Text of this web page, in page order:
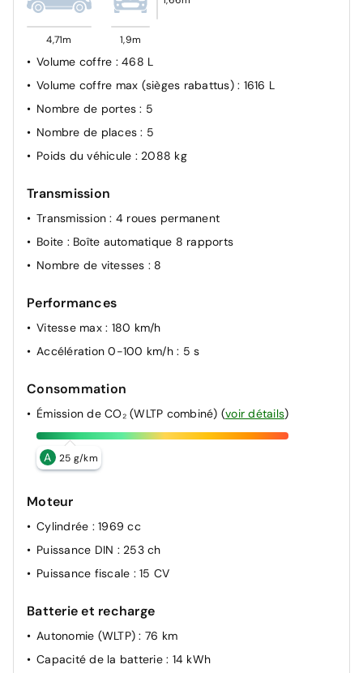
(sièges AV)
4,71m 1,9m
Volume coffre : 468 L
Volume coffre max (sièges rabattus) : 1616 L
Nombre de portes: 5
Nombre de places: 5
Poids du véhicule : 2088 kg
Transmission
Transmission: 4 roues permanent
Boite : Boîte automatique 8 rapports
Nombre de vitesses : 8
Performances
Vitesse max : 180 km/h
Accélération 0-100 km/h : 5 s
Consommation
Émission de CO₂ (WLTP combiné) (voir détails)
A 25 g/km
Moteur
Cylindrée : 1969 cc
Puissance DIN : 253 ch
Puissance fiscale : 15 CV
Batterie et recharge
Autonomie (WLTP): 76 km
Capacité de la batterie : 14 kWh